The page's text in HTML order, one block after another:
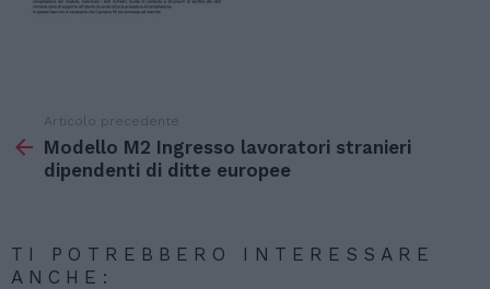
di
Articolo precedente
Modello M2 Ingresso lavoratori stranieri
dipendenti di ditte europee
TI POTREBBERO INTERESSARE
ANCHE: